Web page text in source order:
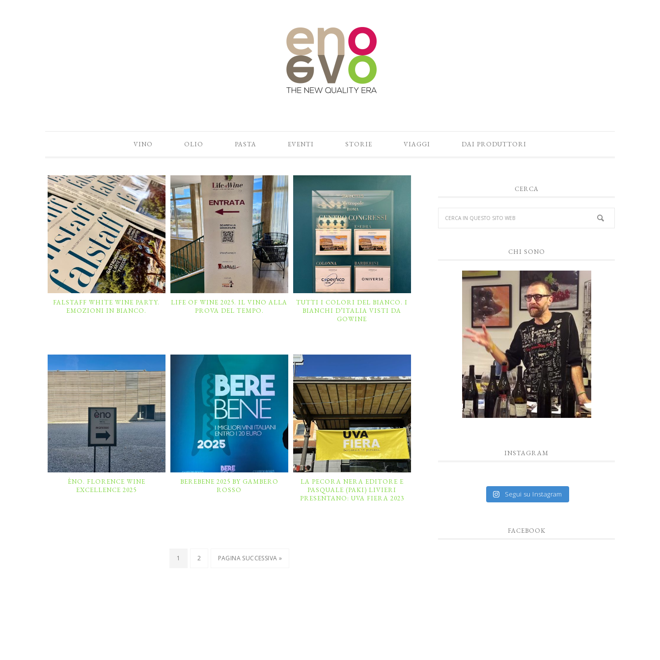
VINO OLIO PASTA EVENTI STORIE VIAGGI DAI PRODUTTORI
FALSTAFF WHITE WINE PARTY.
EMOZIONI IN BIANCO.
LIFE OF WINE 2025. IL VINO ALLA
PROVA DEL TEMPO.
TUTTI I COLORI DEL BIANCO. I
BIANCHI D’ITALIA VISTI DA
GOWINE
ÈNO. FLORENCE WINE
EXCELLENCE 2025
BEREBENE 2025 BY GAMBERO
ROSSO
LA PECORA NERA EDITORE E
PASQUALE (PAKI) LIVIERI
PRESENTANO: UVA FIERA 2023
1 2 PAGINA SUCCESSIVA »
CERCA
CHI SONO
INSTAGRAM
Segui su Instagram
FACEBOOK